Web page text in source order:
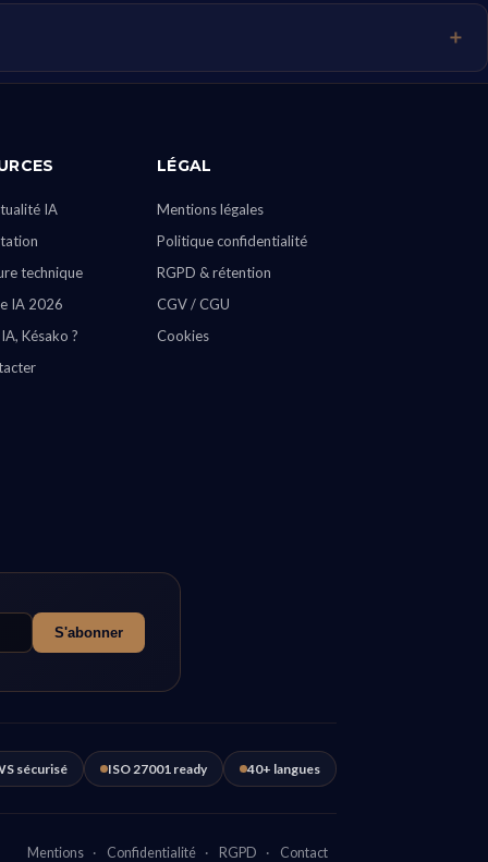
IA
technique
IA 2026
Késako ?
LÉGAL
Mentions légales
Politique confidentialité
RGPD & rétention
CGV / CGU
Cookies
S'abonner
sécurisé ISO 27001 ready 40+ langues
Mentions · Confidentialité · RGPD · Contact